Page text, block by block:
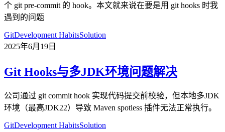
个 git pre-commit 的 hook。本文就来说在要是用 git hooks 时我
遇到的问题
GitDevelopment HabitsSolution
2025年6月19日
Git Hooks与多JDK环境问题解决
公司通过 git commit hook 实现代码提交前校验，但本地多JDK
环境（最高JDK22）导致 Maven spotless 插件无法正常执行。
GitDevelopment HabitsSolution